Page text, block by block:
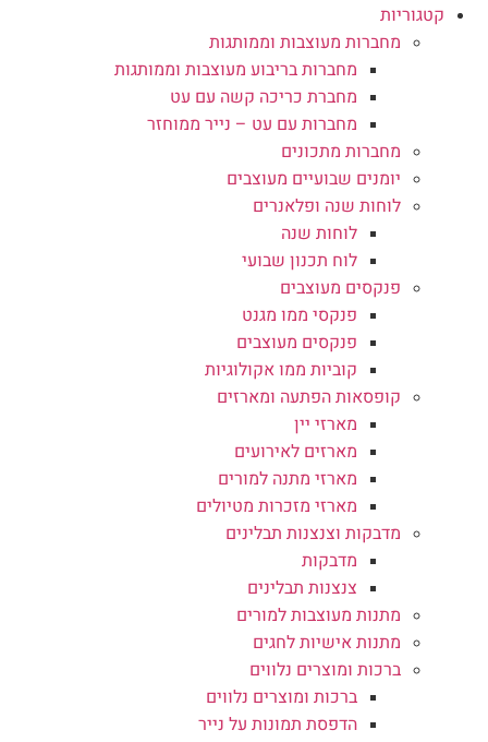
קטגוריות
מחברות מעוצבות וממותגות
מחברות בריבוע מעוצבות וממותגות
מחברת כריכה קשה עם עט
מחברות עם עט – נייר ממוחזר
מחברות מתכונים
יומנים שבועיים מעוצבים
לוחות שנה ופלאנרים
לוחות שנה
לוח תכנון שבועי
פנקסים מעוצבים
פנקסי ממו מגנט
פנקסים מעוצבים
קוביות ממו אקולוגיות
קופסאות הפתעה ומארזים
מארזי יין
מארזים לאירועים
מארזי מתנה למורים
מארזי מזכרות מטיולים
מדבקות וצנצנות תבלינים
מדבקות
צנצנות תבלינים
מתנות מעוצבות למורים
מתנות אישיות לחגים
ברכות ומוצרים נלווים
ברכות ומוצרים נלווים
הדפסת תמונות על נייר